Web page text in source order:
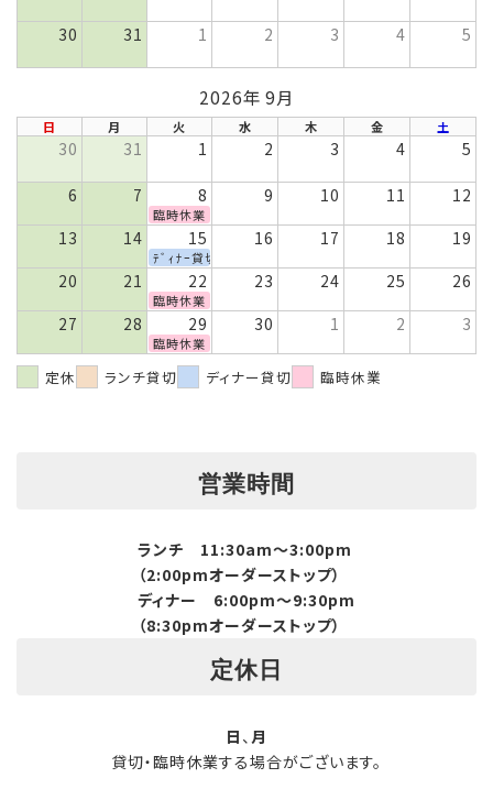
30 31 1 2 3 4 5
2026年 9月
日 月 火 水 木 金 土
30 31 1 2 3 4 5
6 7 8 9 10 11 12
臨時休業
13 14 15 16 17 18 19
ﾃﾞｨﾅｰ貸切
20 21 22 23 24 25 26
臨時休業
27 28 29 30 1 2 3
臨時休業
定休 ランチ貸切 ディナー貸切 臨時休業
営業時間
ランチ 11:30am～3:00pm
（2:00pmオーダーストップ）
ディナー 6:00pm～9:30pm
（8:30pmオーダーストップ）
定休日
日 、 月
貸切・臨時休業する場合がございます。